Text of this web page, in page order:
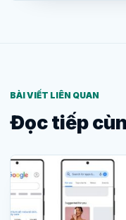
BÀI VIẾT LIÊN QUAN
Đọc tiếp